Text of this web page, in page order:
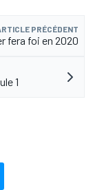
PRÉCÉDENT
fera foi en 2020
1